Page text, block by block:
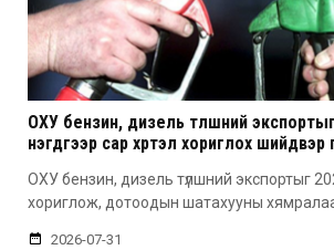
ОХУ бензин, дизель түлшний
нэгдүгээр сар хүртэл хориглох шийдвэр
ОХУ бензин, дизель түлшний экспортыг
хориглож, дотоодын шатахууны
2026-07-31